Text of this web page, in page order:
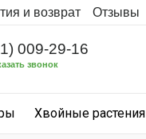
и возврат Отзывы
009-29-16
звонок
Хвойные растения